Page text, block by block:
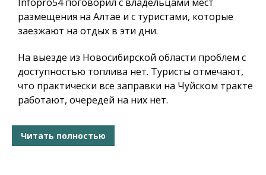
Infopro54поговорил с владельцами мест
размещения на Алтае и с туристами, которые
заезжают на отдых в эти дни.
На выезде из Новосибирской области проблем с
доступностью топлива нет. Туристы отмечают,
что практически все заправки на Чуйском тракте
работают, очередей на них нет.
Читать полностью